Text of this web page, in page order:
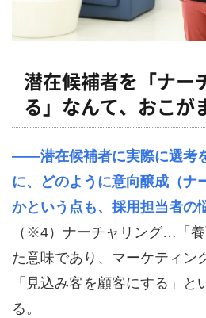
潜在候補者を「ナー
る」なんて、おこが
――潜在候補者に実際に選考
に、どのように意向醸成（ナ
かという点も、採用担当者の
（※4）ナーチャリング…「
た意味であり、マーケティン
「見込み客を顧客にする」
る。